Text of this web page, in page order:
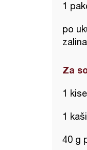
1
po
zalina
Za
1
1
40 g